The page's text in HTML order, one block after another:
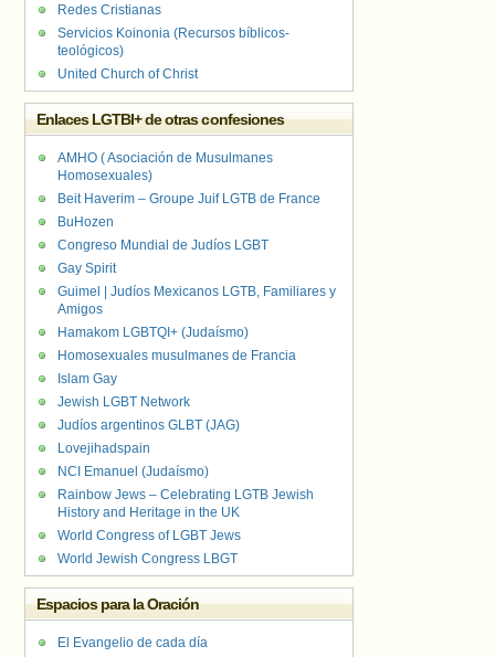
Redes Cristianas
Servicios Koinonia (Recursos bíblicos-
teológicos)
United Church of Christ
Enlaces LGTBI+ de otras confesiones
AMHO ( Asociación de Musulmanes
Homosexuales)
Beit Haverim – Groupe Juif LGTB de France
BuHozen
Congreso Mundial de Judíos LGBT
Gay Spirit
Guimel | Judíos Mexicanos LGTB, Familiares y
Amigos
Hamakom LGBTQI+ (Judaísmo)
Homosexuales musulmanes de Francia
Islam Gay
Jewish LGBT Network
Judíos argentinos GLBT (JAG)
Lovejihadspain
NCI Emanuel (Judaísmo)
Rainbow Jews – Celebrating LGTB Jewish
History and Heritage in the UK
World Congress of LGBT Jews
World Jewish Congress LBGT
Espacios para la Oración
El Evangelio de cada día